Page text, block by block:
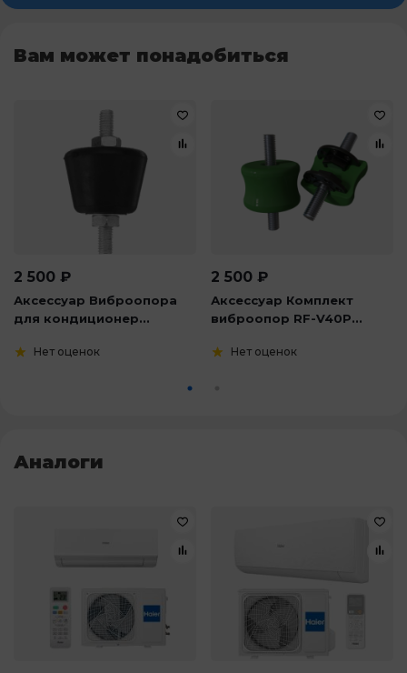
Вам может понадобиться
2 500 ₽
Аксессуар Виброопора
для кондиционер...
Нет оценок
2 500 ₽
Аксессуар Комплект
виброопор RF-V40P...
Нет оценок
Аналоги